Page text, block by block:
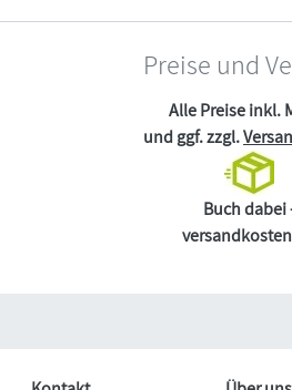
Preise und
Alle Preise inkl.
und ggf. zzgl.
Buch dabei